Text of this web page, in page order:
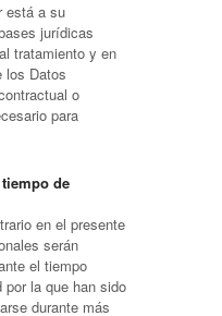
está a su
jurídicas
tratamiento y en
los Datos
o
para
de
en el presente
serán
el tiempo
por la que han sido
durante más